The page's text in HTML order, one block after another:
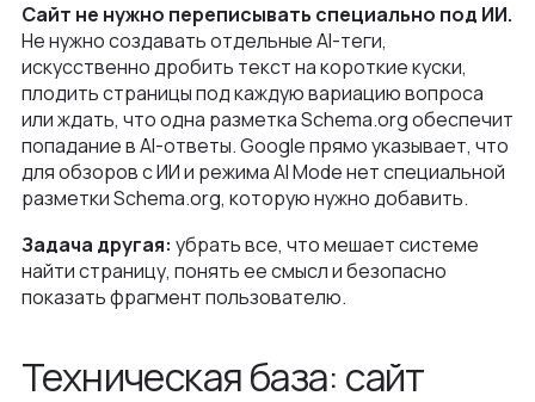
Сайт не нужно переписывать специально под ИИ.
Не нужно создавать отдельные AI-теги,
искусственно дробить текст на короткие куски,
плодить страницы под каждую вариацию вопроса
или ждать, что одна разметка Schema.org обеспечит
попадание в AI-ответы. Google прямо указывает, что
для обзоров с ИИ и режима AI Mode нет специальной
разметки Schema.org, которую нужно добавить.
Задача другая: убрать все, что мешает системе
найти страницу, понять ее смысл и безопасно
показать фрагмент пользователю.
Техническая база: сайт